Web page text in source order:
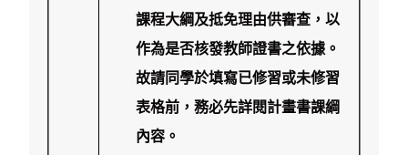
課程大綱及抵免理由供審查，以
作為是否核發教師證書之依據。
故請同學於填寫已修習或未修習
表格前，務必先詳閱計畫書課綱
內容。